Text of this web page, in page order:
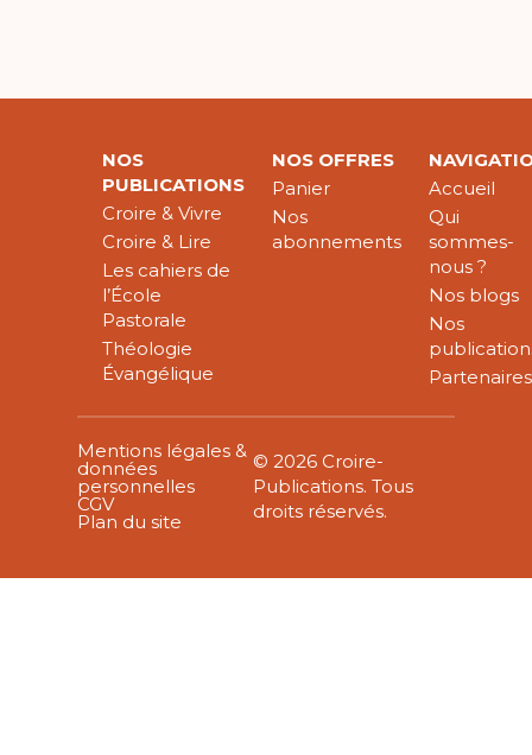
NOS
PUBLICATIONS
Croire & Vivre
Croire & Lire
Les cahiers de
l’École
Pastorale
Théologie
Évangélique
NOS OFFRES
Panier
Nos
abonnements
Accueil
Qui
sommes-
nous ?
Nos blogs
Nos
Partenaires
Mentions légales &
données
personnelles
CGV
Plan du site
© 2026 Croire-
Publications. Tous
droits réservés.